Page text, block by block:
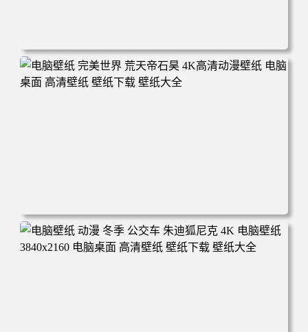
电脑壁纸 动漫 无限 罗小黑 罗小黑战记 罗小黑战记2 风息
鹿野师姐 电脑桌面 高清壁纸 壁纸下载 壁纸大全
电脑壁纸 完美世界 荒天帝石昊 4K高清动漫壁纸 电脑桌面
高清壁纸 壁纸下载 壁纸大全